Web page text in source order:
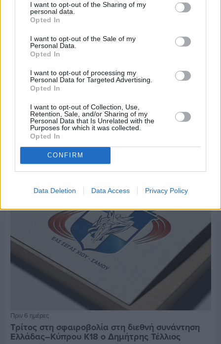
I want to opt-out of the Sharing of my
personal data.
Opted In
I want to opt-out of the Sale of my
Personal Data.
Opted In
I want to opt-out of processing my
Personal Data for Targeted Advertising.
Opted In
I want to opt-out of Collection, Use,
Retention, Sale, and/or Sharing of my
Personal Data that Is Unrelated with the
Purposes for which it was collected.
Opted In
CONFIRM
Data Deletion Data Access Privacy Policy
Πριν 6 ημέρες
Μία μικρή αλλά αναγκαία ανάπαυλα για την
ομάδα του «Πολίτη»
Πριν 6 ημέρες
Τρίτος στη σφαιροβολία στη διεθνή συνάντηση
Ελλάδας–Κύπρου Κ18 ο Δημήτρης Τέλλιος